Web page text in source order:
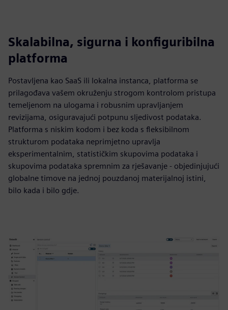
Skalabilna, sigurna i konfiguribilna
platforma
Postavljena kao SaaS ili lokalna instanca, platforma se
prilagođava vašem okruženju strogom kontrolom pristupa
temeljenom na ulogama i robusnim upravljanjem
revizijama, osiguravajući potpunu sljedivost podataka.
Platforma s niskim kodom i bez koda s fleksibilnom
strukturom podataka neprimjetno upravlja
eksperimentalnim, statističkim skupovima podataka i
skupovima podataka spremnim za rješavanje - objedinjujući
globalne timove na jednoj pouzdanoj materijalnoj istini,
bilo kada i bilo gdje.